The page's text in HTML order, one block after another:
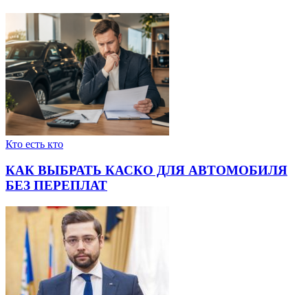
Кто есть кто
КАК ВЫБРАТЬ КАСКО ДЛЯ АВТОМОБИЛЯ
БЕЗ ПЕРЕПЛАТ